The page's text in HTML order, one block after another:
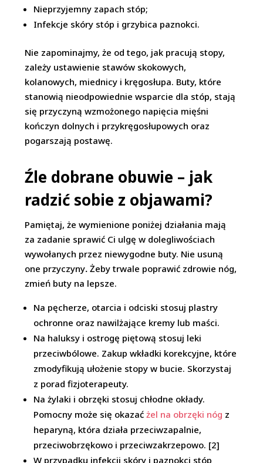
Nieprzyjemny zapach stóp;
Infekcje skóry stóp i grzybica paznokci.
Nie zapominajmy, że od tego, jak pracują stopy,
zależy ustawienie stawów skokowych,
kolanowych, miednicy i kręgosłupa. Buty, które
stanowią nieodpowiednie wsparcie dla stóp, stają
się przyczyną wzmożonego napięcia mięśni
kończyn dolnych i przykręgosłupowych oraz
pogarszają postawę.
Źle dobrane obuwie – jak
radzić sobie z objawami?
Pamiętaj, że wymienione poniżej działania mają
za zadanie sprawić Ci ulgę w dolegliwościach
wywołanych przez niewygodne buty. Nie usuną
one przyczyny.Żeby trwale poprawić zdrowie nóg,
zmień buty na lepsze.
Na pęcherze, otarcia i odciski stosuj plastry
ochronne oraz nawilżające kremy lub maści.
Na haluksy i ostrogę piętową stosuj leki
przeciwbólowe. Zakup wkładki korekcyjne, które
zmodyfikują ułożenie stopy w bucie. Skorzystaj
z porad fizjoterapeuty.
Na żylaki i obrzęki stosuj chłodne okłady.
Pomocny może się okazaćżel na obrzęki nóg z
heparyną, która działa przeciwzapalnie,
przeciwobrzękowo i przeciwzakrzepowo. [2]
W przypadku infekcji skóry i paznokci stóp